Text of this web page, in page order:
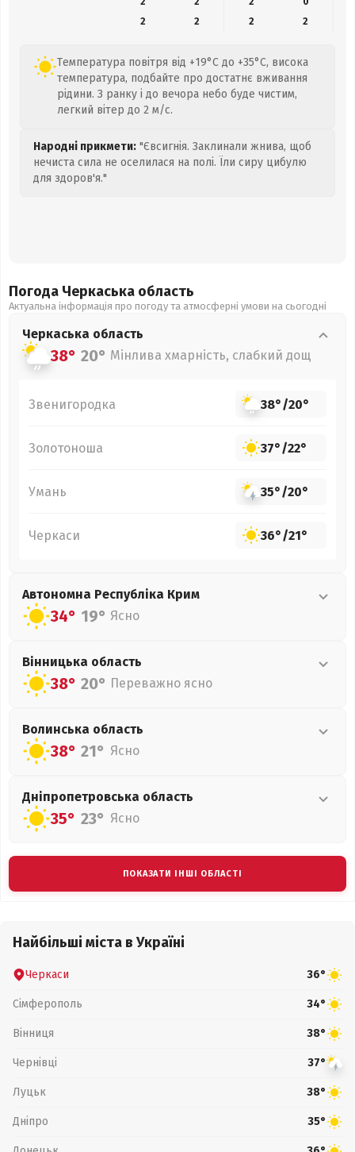
2
2 2 2
Температура повітря від +19°C до +35°C, висока
температура, подбайте про достатнє вживання
рідини. З ранку і до вечора небо буде чистим,
легкий вітер до 2 м/с.
Народні прикмети: "Євсигнія. Заклинали жнива, щоб
нечиста сила не оселилася на полі. Їли сиру цибулю
для здоров'я."
Погода Черкаська область
Актуальна інформація про погоду та атмосферні умови на сьогодні
Черкаська область
38° 20° Мінлива хмарність, слабкий дощ
Звенигородка 38°/20°
Золотоноша 37°/22°
Умань 35°/20°
Черкаси 36°/21°
Автономна Республіка Крим
34° 19° Ясно
Вінницька область
38° 20° Переважно ясно
Волинська область
38° 21° Ясно
Дніпропетровська область
35° 23° Ясно
ПОКАЗАТИ ІНШІ ОБЛАСТІ
Найбільші міста в Україні
Черкаси 36°
Сімферополь 34°
Вінниця 38°
Чернівці 37°
Луцьк 38°
Дніпро 35°